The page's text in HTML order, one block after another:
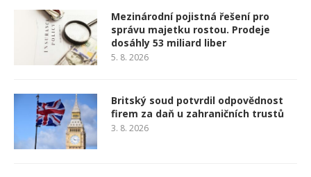
Mezinárodní pojistná řešení pro
správu majetku rostou. Prodeje
dosáhly 53 miliard liber
5. 8. 2026
Britský soud potvrdil odpovědnost
firem za daň u zahraničních trustů
3. 8. 2026